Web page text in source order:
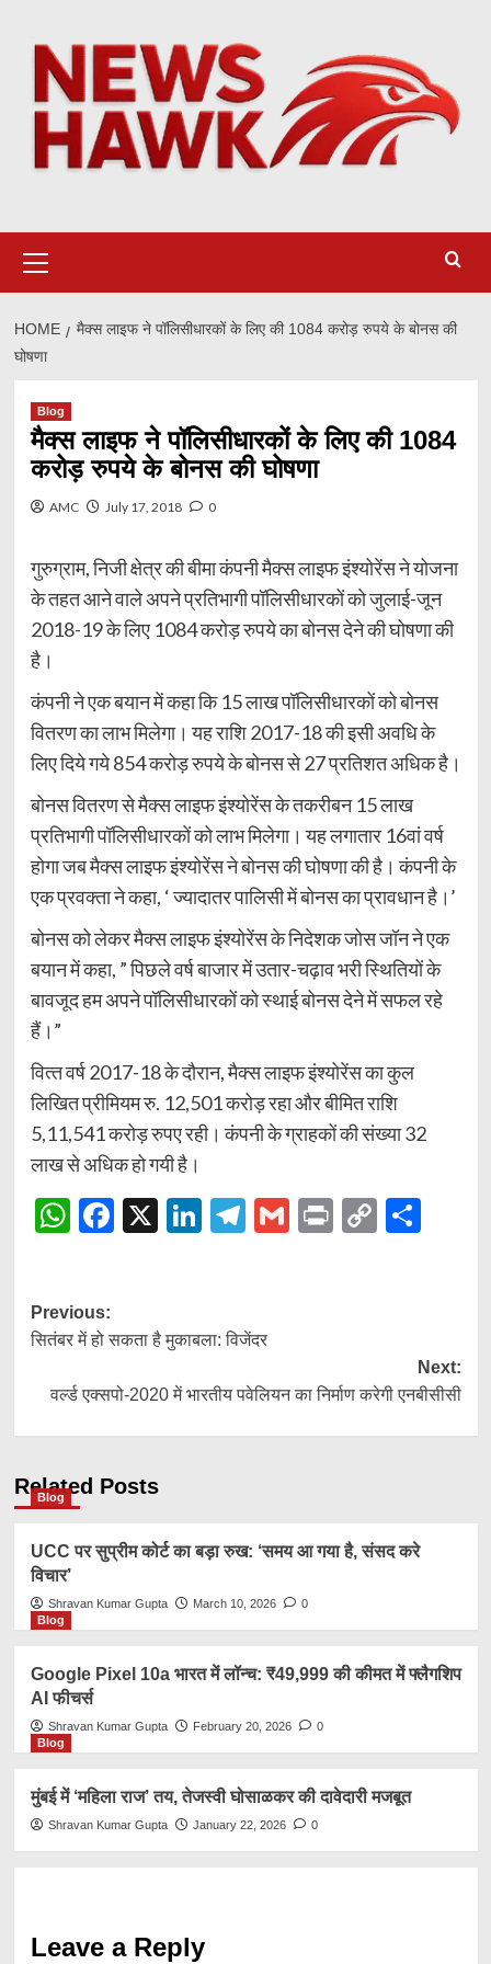
content
Menu
HOME
मैक्स लाइफ ने पॉलिसीधारकों के लिए की 1084 करोड़ रुपये के बोनस की
घोषणा
Blog
मैक्स लाइफ ने पॉलिसीधारकों के लिए की 1084
करोड़ रुपये के बोनस की घोषणा
AMC July 17, 2018 0
गुरुग्राम, निजी क्षेत्र की बीमा कंपनी मैक्स लाइफ इंश्योरेंस ने योजना
के तहत आने वाले अपने प्रतिभागी पॉलिसीधारकों को जुलाई-जून
2018-19 के लिए 1084 करोड़ रुपये का बोनस देने की घोषणा की
है।
कंपनी ने एक बयान में कहा कि 15 लाख पॉलिसीधारकों को बोनस
वितरण का लाभ मिलेगा। यह राशि 2017-18 की इसी अवधि के
लिए दिये गये 854 करोड़ रुपये के बोनस से 27 प्रतिशत अधिक है।
बोनस वितरण से मैक्स लाइफ इंश्योरेंस के तकरीबन 15 लाख
प्रतिभागी पॉलिसीधारकों को लाभ मिलेगा। यह लगातार 16वां वर्ष
होगा जब मैक्स लाइफ इंश्योरेंस ने बोनस की घोषणा की है। कंपनी के
एक प्रवक्ता ने कहा, ‘ ज्यादातर पालिसी में बोनस का प्रावधान है।’
बोनस को लेकर मैक्स लाइफ इंश्योरेंस के निदेशक जोस जॉन ने एक
बयान में कहा, ” पिछले वर्ष बाजार में उतार-चढ़ाव भरी स्थितियों के
बावजूद हम अपने पॉलिसीधारकों को स्थाई बोनस देने में सफल रहे
हैं।”
वित्‍त वर्ष 2017-18 के दौरान, मैक्‍स लाइफ इंश्‍योरेंस का कुल
लिखित प्रीमियम रु. 12,501 करोड़ रहा और बीमित राशि
5,11,541 करोड़ रुपए रही। कंपनी के ग्राहकों की संख्या 32
लाख से अधिक हो गयी है।
WhatsApp
Facebook
X LinkedIn
Telegram
Gmail
Print
Copy
Post
navigation
Previous:
सितंबर में हो सकता है मुकाबला: विजेंदर
Next:
वर्ल्ड एक्सपो-2020 में भारतीय पवेलियन का निर्माण करेगी एनबीसीसी
Related Posts
Blog
UCC पर सुप्रीम कोर्ट का बड़ा रुख: ‘समय आ गया है, संसद करे
विचार’
Shravan Kumar Gupta March 10, 2026
0
Blog
Google Pixel 10a भारत में लॉन्च: ₹49,999 की कीमत में फ्लैगशिप
AI फीचर्स
Shravan Kumar Gupta February 20, 2026
0
Blog
मुंबई में ‘महिला राज’ तय, तेजस्वी घोसाळकर की दावेदारी मजबूत
Shravan Kumar Gupta January 22, 2026 0
Leave a Reply